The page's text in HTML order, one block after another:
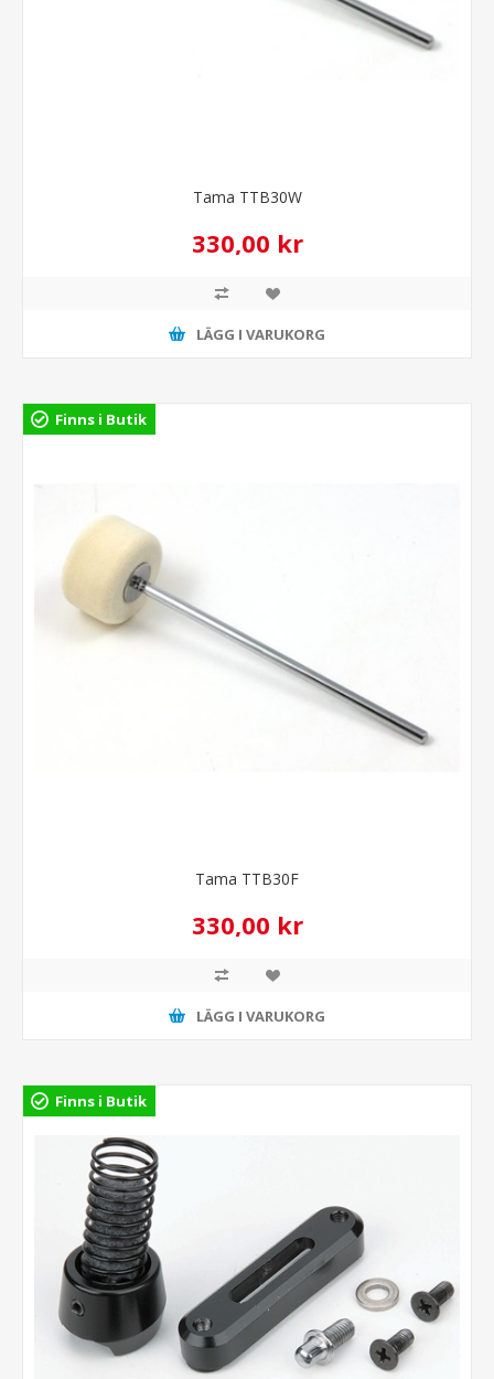
Tama TTB30W
330,00 kr
LÄGG I VARUKORG
Finns i Butik
Tama TTB30F
330,00 kr
LÄGG I VARUKORG
Finns i Butik